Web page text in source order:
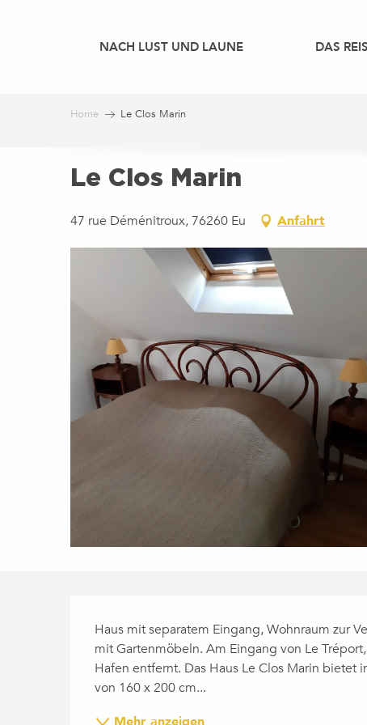
NACH LUST UND LAUNE DAS
Home Le Clos Marin
Le Clos Marin
47 rue Déménitroux, 76260 Eu Anfahrt
Haus mit separatem Eingang, Wohnraum zur
mit Gartenmöbeln. Am Eingang von Le
Hafen entfernt. Das Haus Le Clos Marin
von 160 x 200 cm...